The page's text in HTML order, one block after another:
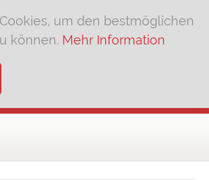
um den bestmöglichen
können. Mehr Information